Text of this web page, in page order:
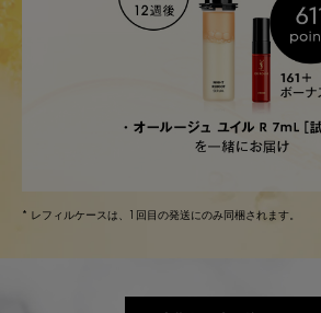
* レフィルケースは、1回目の発送にのみ同梱されます。